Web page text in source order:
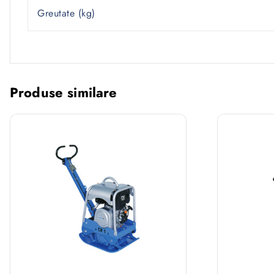
Greutate (kg)
Produse similare